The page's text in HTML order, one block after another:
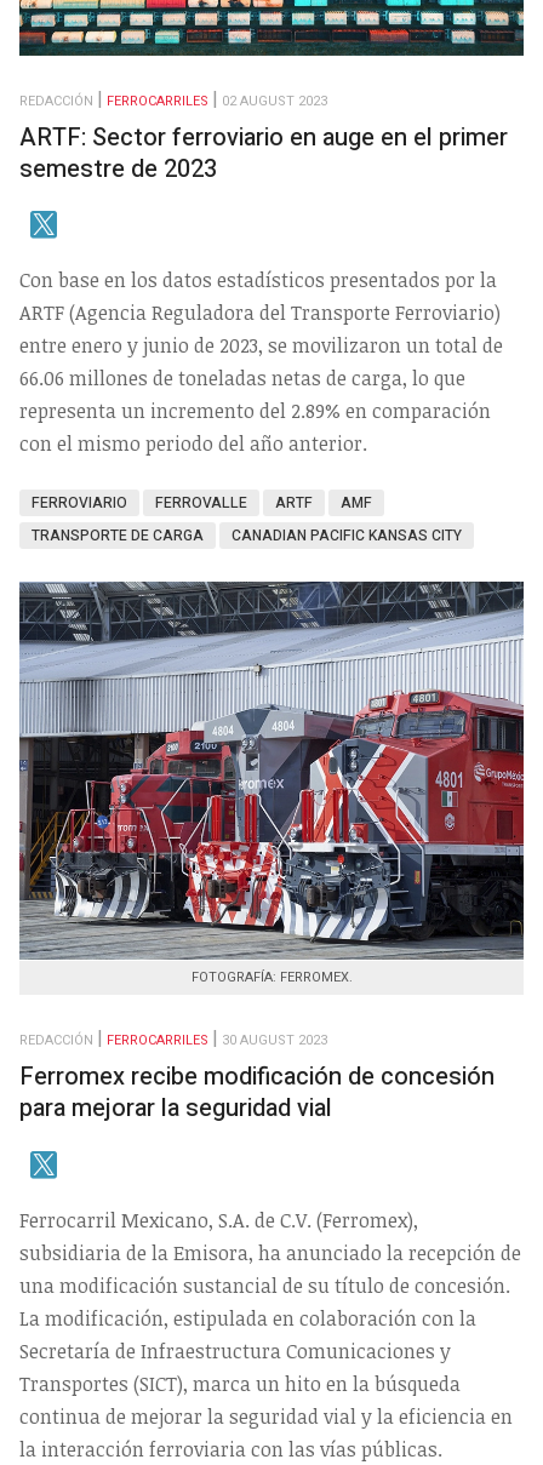
REDACCIÓN FERROCARRILES 02 AUGUST 2023
ARTF: Sector ferroviario en auge en el primer
semestre de 2023
Con base en los datos estadísticos presentados por la
ARTF (Agencia Reguladora del Transporte Ferroviario)
entre enero y junio de 2023, se movilizaron un total de
66.06 millones de toneladas netas de carga, lo que
representa un incremento del 2.89% en comparación
con el mismo periodo del año anterior.
FERROVIARIO FERROVALLE ARTF
AMF
TRANSPORTE DE CARGA
CANADIAN PACIFIC KANSAS CITY
FOTOGRAFÍA: FERROMEX.
REDACCIÓN FERROCARRILES 30 AUGUST 2023
Ferromex recibe modificación de concesión
para mejorar la seguridad vial
Ferrocarril Mexicano, S.A. de C.V. (Ferromex),
subsidiaria de la Emisora, ha anunciado la recepción de
una modificación sustancial de su título de concesión.
La modificación, estipulada en colaboración con la
Secretaría de Infraestructura Comunicaciones y
Transportes (SICT), marca un hito en la búsqueda
continua de mejorar la seguridad vial y la eficiencia en
la interacción ferroviaria con las vías públicas.